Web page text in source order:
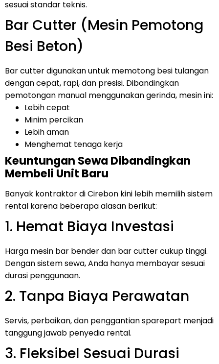
sesuai standar teknis.
Bar Cutter (Mesin Pemotong
Besi Beton)
Bar cutter digunakan untuk memotong besi tulangan
dengan cepat, rapi, dan presisi. Dibandingkan
pemotongan manual menggunakan gerinda, mesin ini:
Lebih cepat
Minim percikan
Lebih aman
Menghemat tenaga kerja
Keuntungan Sewa Dibandingkan
Membeli Unit Baru
Banyak kontraktor di Cirebon kini lebih memilih sistem
rental karena beberapa alasan berikut:
1. Hemat Biaya Investasi
Harga mesin bar bender dan bar cutter cukup tinggi.
Dengan sistem sewa, Anda hanya membayar sesuai
durasi penggunaan.
2. Tanpa Biaya Perawatan
Servis, perbaikan, dan penggantian sparepart menjadi
tanggung jawab penyedia rental.
3. Fleksibel Sesuai Durasi